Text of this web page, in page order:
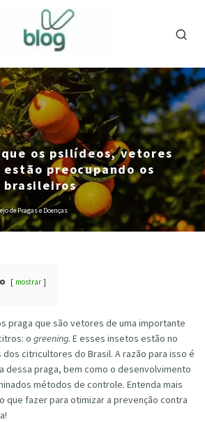
os psilídeos, vetores
preocupando os
de Pragas e Doenças
mostrar
praga que são vetores de uma importante
o greening. E esses insetos estão no
citricultores do Brasil. A razão para isso é
dessa praga, bem como o desenvolvimento
métodos de controle. Entenda mais
que fazer para otimizar a prevenção contra